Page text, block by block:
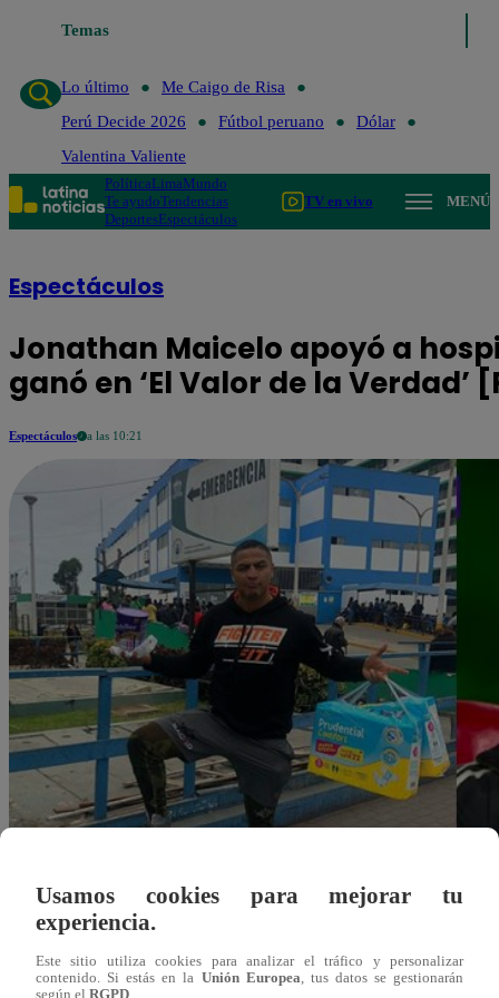
Temas
Lo último
Me Caigo de Risa
Perú Decide 2026
Fútbol peruano
Dólar
Valentina Valiente
PolíticaLimaMundo
Te ayudoTendencias
DeportesEspectáculos
TV en vivo MENÚ
Espectáculos
Jonathan Maicelo apoyó a
ganó en ‘El Valor de la Verdad’
Espectáculos a las 10:21
Redacción Latina
Usamos cookies para mejorar tu
experiencia.
Este sitio utiliza cookies para analizar el tráfico y personalizar
contenido. Si estás en la Unión Europea, tus datos se gestionarán
según el RGPD.